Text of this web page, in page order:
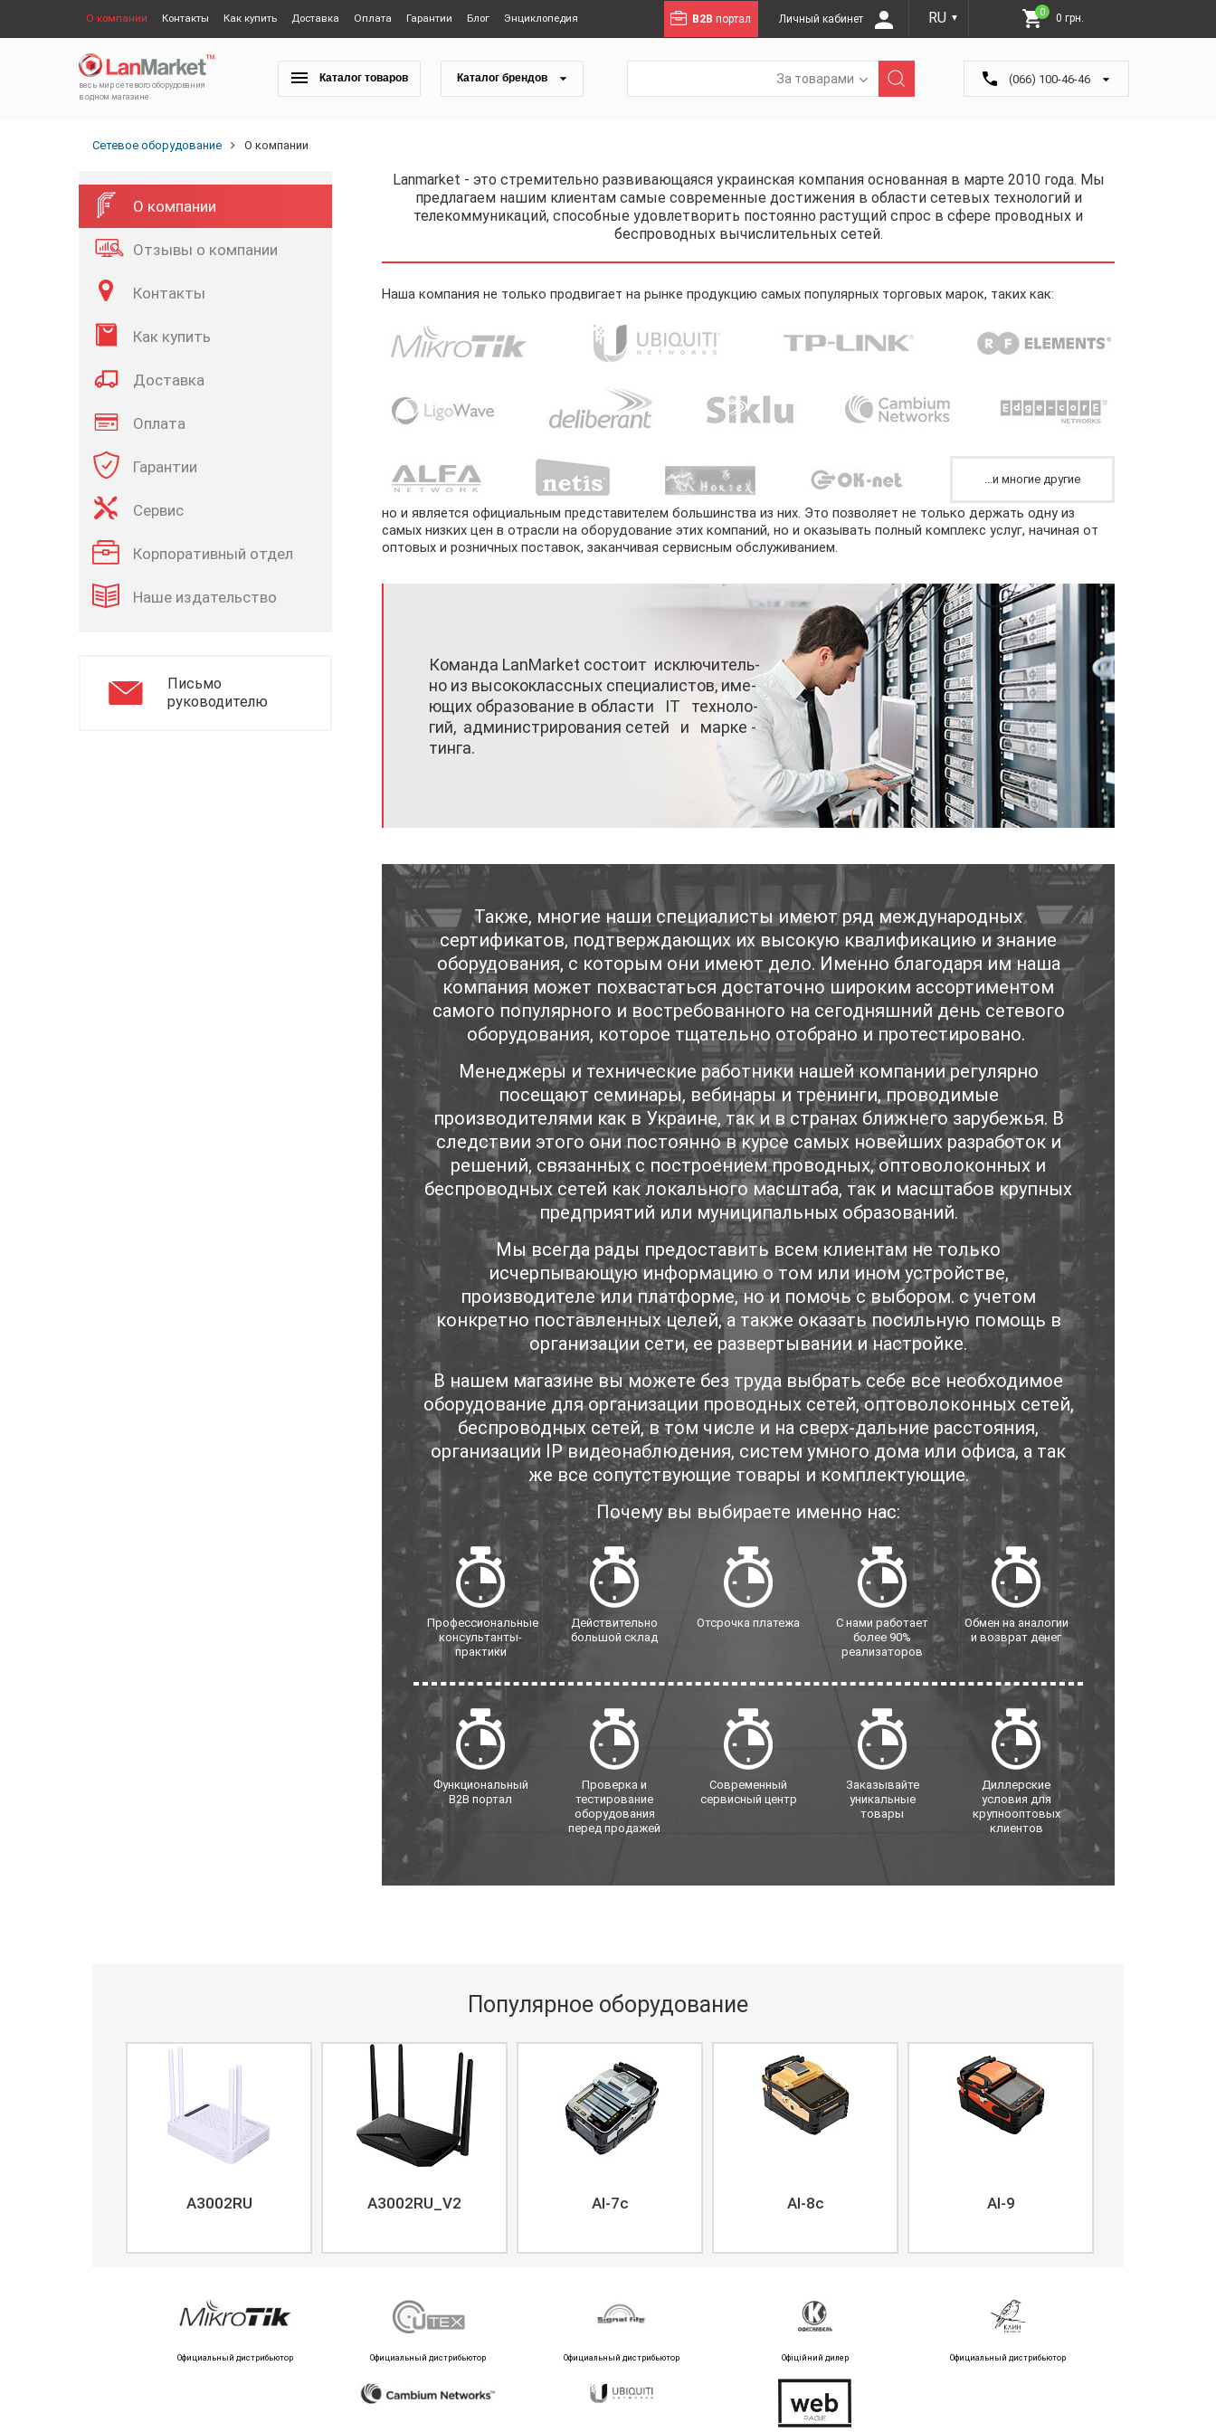
О компании Контакты Как купить Доставка Оплата Гарантии Блог Энциклопедия B2B портал Личный кабинет RU ▼
0 0 грн.
весь мир сетевого оборудования
в одном магазине
Каталог товаров Каталог брендов За товарами (066) 100-46-46
Сетевое оборудование О компании
О компании
Отзывы о компании
Контакты
Как купить
Доставка
Оплата
Гарантии
Сервис
Корпоративный отдел
Наше издательство
Письмо
руководителю
Lanmarket - это стремительно развивающаяся украинская компания основанная в марте 2010 года. Мы
предлагаем нашим клиентам самые современные достижения в области сетевых технологий и
телекоммуникаций, способные удовлетворить постоянно растущий спрос в сфере проводных и
беспроводных вычислительных сетей.
Наша компания не только продвигает на рынке продукцию самых популярных торговых марок, таких как:
...и многие другие
но и является официальным представителем большинства из них. Это позволяет не только держать одну из
самых низких цен в отрасли на оборудование этих компаний, но и оказывать полный комплекс услуг, начиная от
оптовых и розничных поставок, заканчивая сервисным обслуживанием.
Команда LanMarket состоит исключитель-
но из высококлассных специалистов, име-
ющих образование в области IT техноло-
гий, администрирования сетей и марке -
тинга.
Также, многие наши специалисты имеют ряд международных
сертификатов, подтверждающих их высокую квалификацию и знание
оборудования, с которым они имеют дело. Именно благодаря им наша
компания может похвастаться достаточно широким ассортиментом
самого популярного и востребованного на сегодняшний день сетевого
оборудования, которое тщательно отобрано и протестировано.
Менеджеры и технические работники нашей компании регулярно
посещают семинары, вебинары и тренинги, проводимые
производителями как в Украине, так и в странах ближнего зарубежья. В
следствии этого они постоянно в курсе самых новейших разработок и
решений, связанных с построением проводных, оптоволоконных и
беспроводных сетей как локального масштаба, так и масштабов крупных
предприятий или муниципальных образований.
Мы всегда рады предоставить всем клиентам не только
исчерпывающую информацию о том или ином устройстве,
производителе или платформе, но и помочь с выбором. с учетом
конкретно поставленных целей, а также оказать посильную помощь в
организации сети, ее развертывании и настройке.
В нашем магазине вы можете без труда выбрать себе все необходимое
оборудование для организации проводных сетей, оптоволоконных сетей,
беспроводных сетей, в том числе и на сверх-дальние расстояния,
организации IP видеонаблюдения, систем умного дома или офиса, а так
же все сопутствующие товары и комплектующие.
Почему вы выбираете именно нас:
Профессиональные
консультанты-
практики
Действительно
большой склад
Отсрочка платежа
С нами работает
более 90%
реализаторов
Обмен на аналогии
и возврат денег
Функциональный
B2B портал
Проверка и
тестирование
оборудования
перед продажей
Современный
сервисный центр
Заказывайте
уникальные
товары
Диллерские
условия для
крупнооптовых
клиентов
Популярное оборудование
A3002RU A3002RU_V2 AI-7c AI-8c AI-9
Официальный дистрибьютор Официальный дистрибьютор Официальный дистрибьютор Офіційний дилер Официальный дистрибьютор